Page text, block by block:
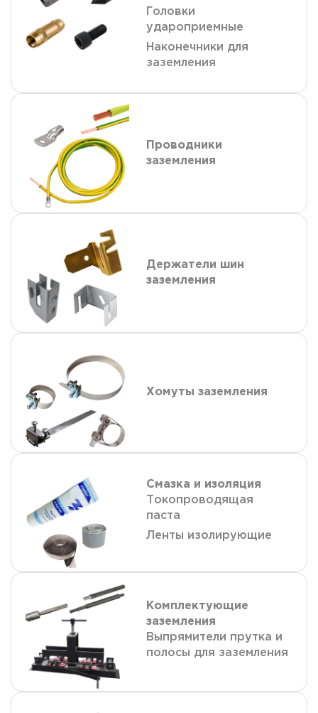
Головки
удароприемные
Наконечники для
заземления
Проводники
заземления
Держатели шин
заземления
Хомуты заземления
Смазка и изоляция
Токопроводящая
паста
Ленты изолирующие
Комплектующие
заземления
Выпрямители прутка и
полосы для заземления